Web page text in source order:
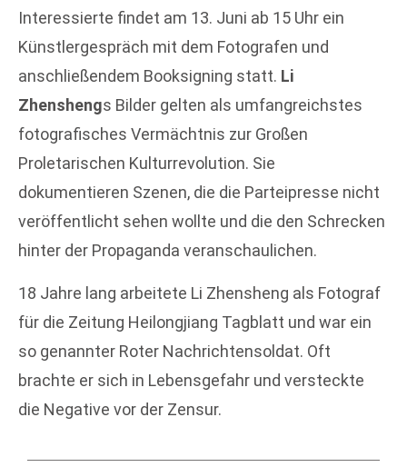
Interessierte findet am 13. Juni ab 15 Uhr ein
Künstlergespräch mit dem Fotografen und
anschließendem Booksigning statt. Li
Zhenshengs Bilder gelten als umfangreichstes
fotografisches Vermächtnis zur Großen
Proletarischen Kulturrevolution. Sie
dokumentieren Szenen, die die Parteipresse nicht
veröffentlicht sehen wollte und die den Schrecken
hinter der Propaganda veranschaulichen.
18 Jahre lang arbeitete Li Zhensheng als Fotograf
für die Zeitung Heilongjiang Tagblatt und war ein
so genannter Roter Nachrichtensoldat. Oft
brachte er sich in Lebensgefahr und versteckte
die Negative vor der Zensur.